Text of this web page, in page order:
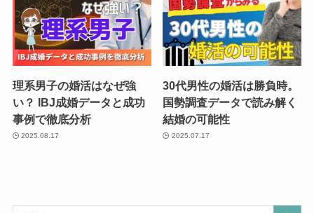
理系男子の婚活はなぜ強
い？ IBJ成婚データと成功
事例で徹底分析
2025.08.17
30代男性の婚活は勝負時。
国勢調査データで読み解く
結婚の可能性
2025.07.17